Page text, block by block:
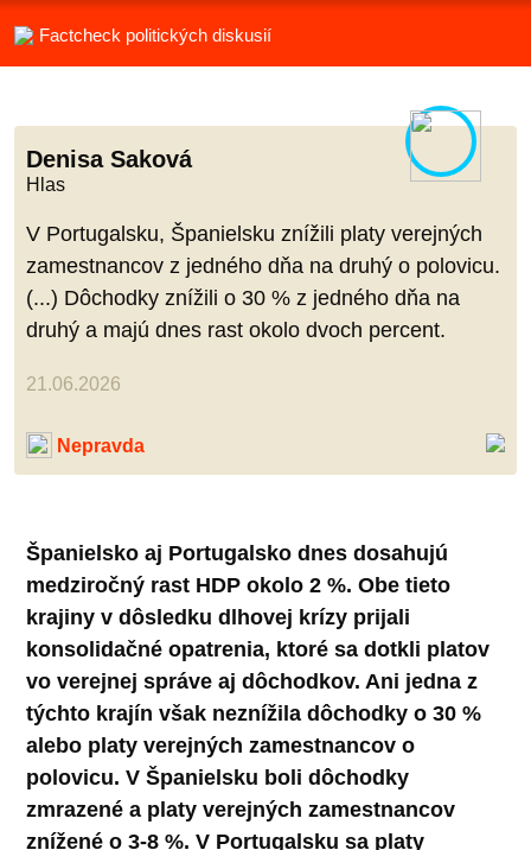
Factcheck politických diskusií
Denisa Saková
Hlas
V Portugalsku, Španielsku znížili platy verejných
zamestnancov z jedného dňa na druhý o polovicu.
(...) Dôchodky znížili o 30 % z jedného dňa na
druhý a majú dnes rast okolo dvoch percent.
21.06.2026
Nepravda
Španielsko aj Portugalsko dnes dosahujú
medziročný rast HDP okolo 2 %. Obe tieto
krajiny v dôsledku dlhovej krízy prijali
konsolidačné opatrenia, ktoré sa dotkli platov
vo verejnej správe aj dôchodkov. Ani jedna z
týchto krajín však neznížila dôchodky o 30 %
alebo platy verejných zamestnancov o
polovicu. V Španielsku boli dôchodky
zmrazené a platy verejných zamestnancov
znížené o 3-8 %. V Portugalsku sa platy